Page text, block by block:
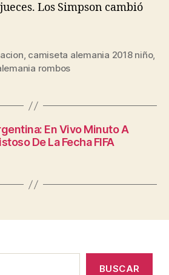
Los Simpson cambió
, camiseta alemania 2018 niño,
rombos
En Vivo Minuto A
De La Fecha FIFA
BUSCAR